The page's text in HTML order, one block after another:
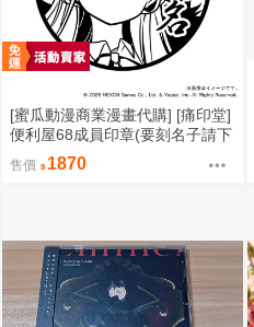
[蜜瓜動漫商業漫畫代購] [痛印堂]
便利屋68成員印章(要刻名子請下
單備註)(預約至8/28)(12月預約)
(蔚藍檔案)
售價 1870